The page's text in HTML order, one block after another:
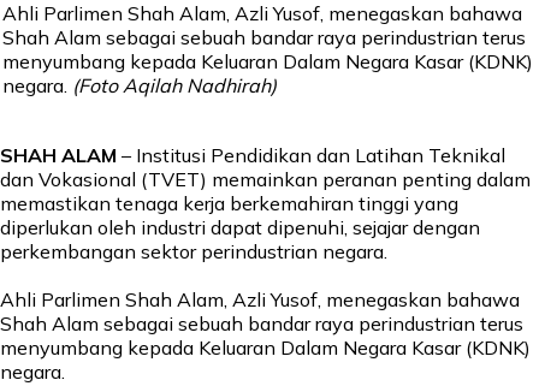
Ahli Parlimen Shah Alam, Azli Yusof, menegaskan bahawa
Shah Alam sebagai sebuah bandar raya perindustrian terus
menyumbang kepada Keluaran Dalam Negara Kasar (KDNK)
negara. (Foto Aqilah Nadhirah)
SHAH ALAM – Institusi Pendidikan dan Latihan Teknikal
dan Vokasional (TVET) memainkan peranan penting dalam
memastikan tenaga kerja berkemahiran tinggi yang
diperlukan oleh industri dapat dipenuhi, sejajar dengan
perkembangan sektor perindustrian negara.
Ahli Parlimen Shah Alam, Azli Yusof, menegaskan bahawa
Shah Alam sebagai sebuah bandar raya perindustrian terus
menyumbang kepada Keluaran Dalam Negara Kasar (KDNK)
negara.